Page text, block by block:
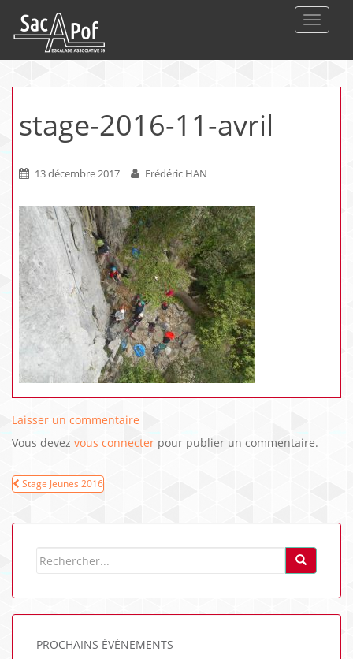
stage-2016-11-avril
13 décembre 2017 Frédéric HAN
Laisser un commentaire
Vous devez vous connecter pour publier un commentaire.
Navigation
de
l’article
Stage Jeunes 2016
PROCHAINS ÉVÈNEMENTS